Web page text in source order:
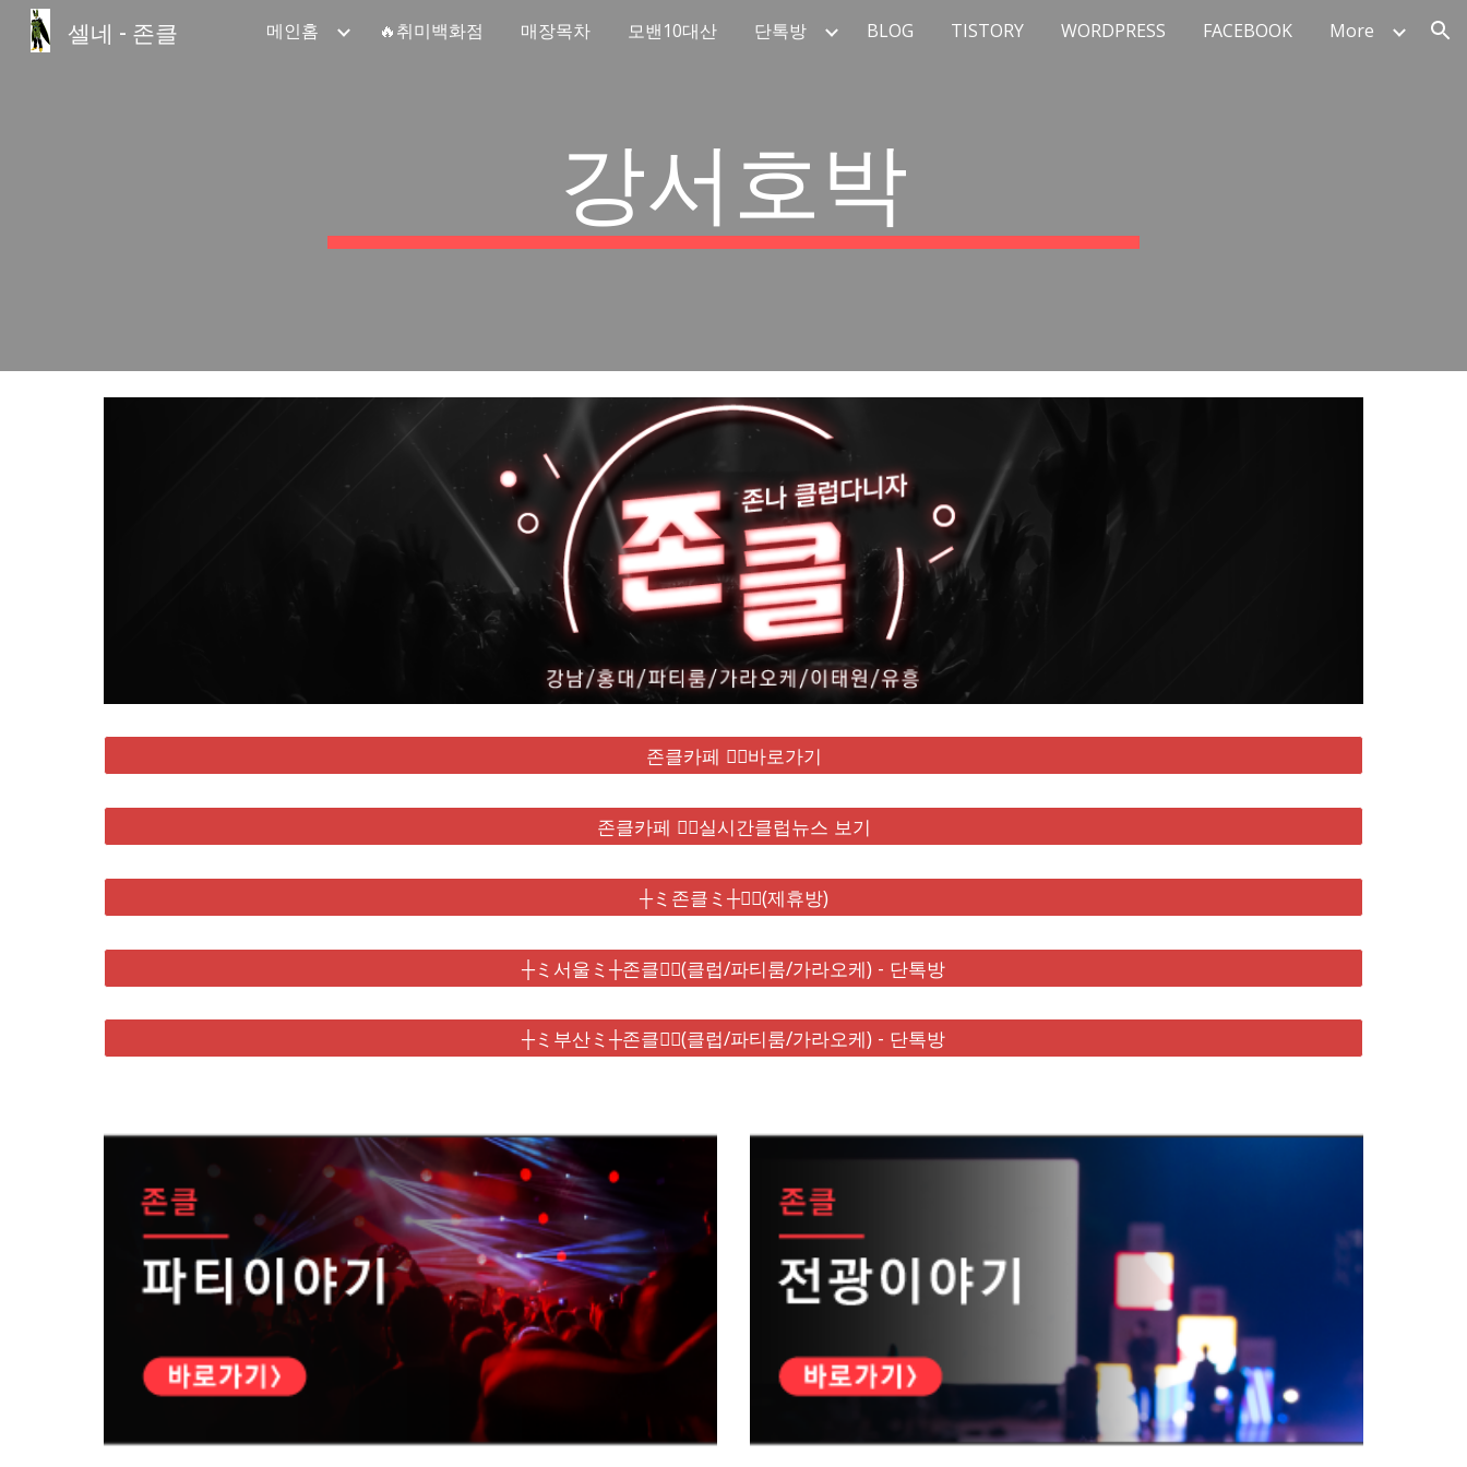
Skip to main content Skip to navigation
셀네 - 존클 메인홈 🔥취미백화점 매장목차 모밴10대산 단톡방 BLOG TISTORY WORDPRESS FACEBOOK More
강서호박
존클카페 ❤️‍🔥바로가기
존클카페 ❤️‍🔥실시간클럽뉴스 보기
┼ミ존클ミ┼❤️‍🔥(제휴방)
┼ミ서울ミ┼존클❤️‍🔥(클럽/파티룸/가라오케) - 단톡방
┼ミ부산ミ┼존클❤️‍🔥(클럽/파티룸/가라오케) - 단톡방